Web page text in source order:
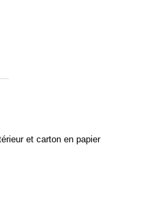
et carton en papier